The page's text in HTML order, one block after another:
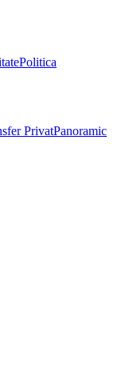
Politica
PrivatPanoramic